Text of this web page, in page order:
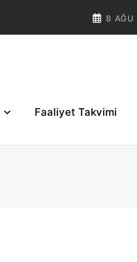
8 AĞU
Faaliyet Takvimi